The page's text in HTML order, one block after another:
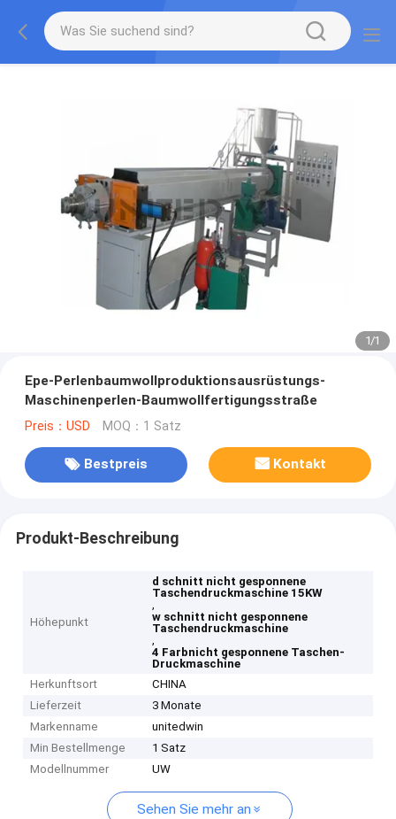
1/1
Epe-Perlenbaumwollproduktionsausrüstungs-
Maschinenperlen-Baumwollfertigungsstraße
Preis：USD MOQ：1 Satz
Bestpreis Kontakt
Produkt-Beschreibung
Höhepunkt
d schnitt nicht gesponnene
Taschendruckmaschine 15KW
,
w schnitt nicht gesponnene
Taschendruckmaschine
,
4 Farbnicht gesponnene Taschen-
Druckmaschine
Herkunftsort
CHINA
Lieferzeit
3 Monate
Markenname
unitedwin
Min Bestellmenge
1 Satz
Modellnummer
UW
Sehen Sie mehr an